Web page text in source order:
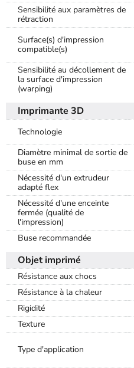
Sensibilité aux paramètres de
rétraction
Surface(s) d'impression
compatible(s)
Sensibilité au décollement de
la surface d'impression
(warping)
Imprimante 3D
Technologie
Diamètre minimal de sortie de
buse en mm
Nécessité d'un extrudeur
adapté flex
Nécessité d'une enceinte
fermée (qualité de
l'impression)
Buse recommandée
Objet imprimé
Résistance aux chocs
Résistance à la chaleur
Rigidité
Texture
Type d'application